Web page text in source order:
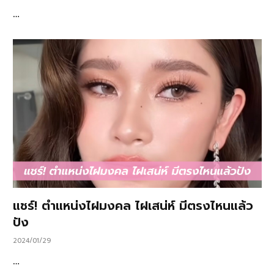
…
แชร์! ตำแหน่งไฝมงคล ไฝเสน่ห์ มีตรงไหนแล้ว
ปัง
2024/01/29
…